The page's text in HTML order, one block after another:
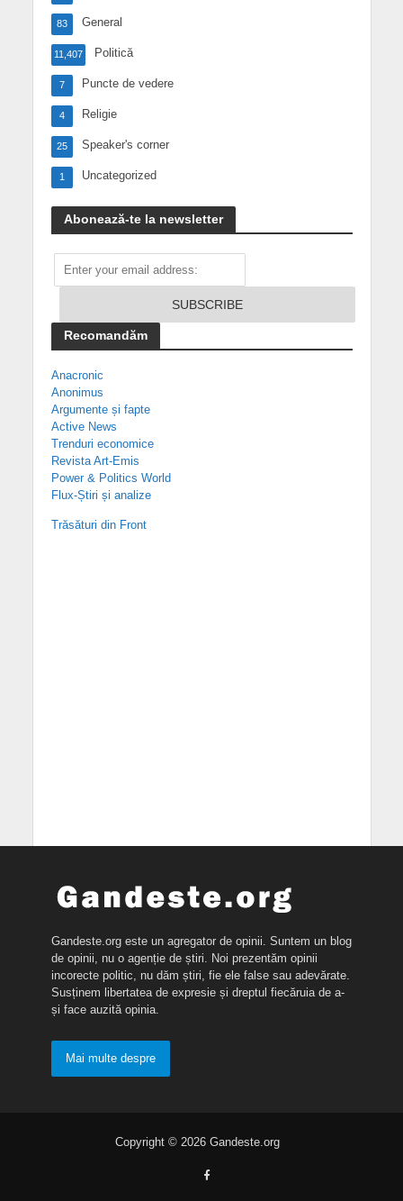
General
83
Politică
11,407
Puncte de vedere
7
Religie
4
Speaker's corner
25
Uncategorized
1
Abonează-te la newsletter
Recomandăm
Anacronic
Anonimus
Argumente și fapte
Active News
Trenduri economice
Revista Art-Emis
Power & Politics World
Flux-Știri și analize
Trăsături din Front
Gandeste.org este un agregator de opinii. Suntem un blog
de opinii, nu o agenție de știri. Noi prezentăm opinii
incorecte politic, nu dăm știri, fie ele false sau adevărate.
Susținem libertatea de expresie și dreptul fiecăruia de a-
și face auzită opinia.
Mai multe despre
Copyright © 2026 Gandeste.org